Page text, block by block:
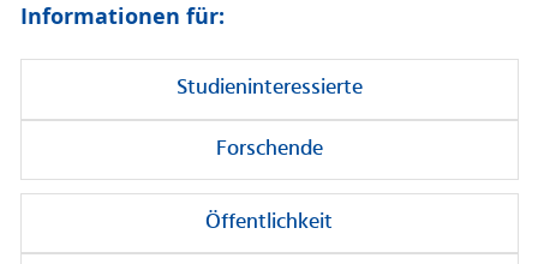
Informationen für:
Studieninteressierte
Forschende
Öffentlichkeit